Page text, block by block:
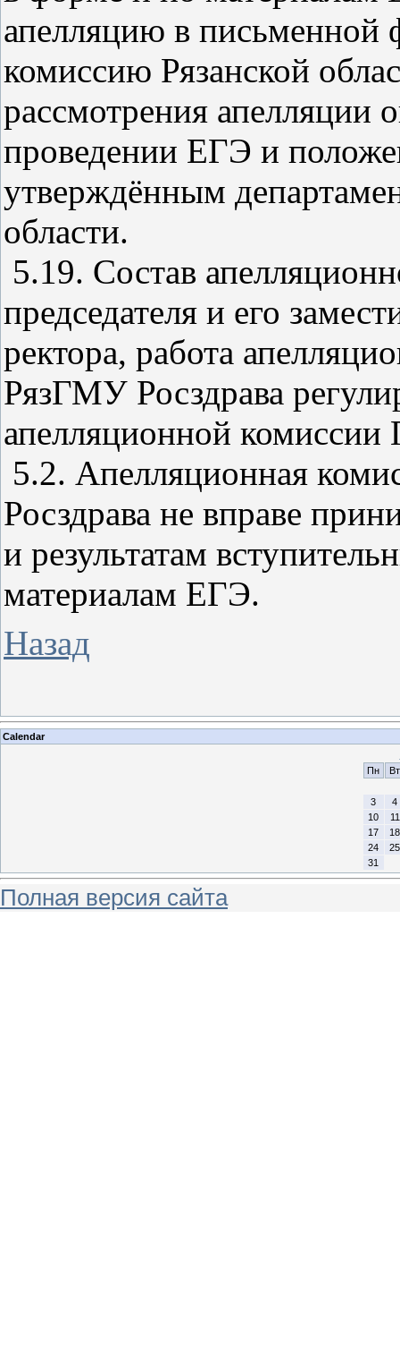
апелляцию в письменной
комиссию Рязанской
рассмотрения апелляции
проведении ЕГЭ и
утверждённым
области.
5.19. Состав
председателя и его
ректора, работа
РязГМУ Росздрава
апелляционной
5.2. Апелляционная
Росздрава не вправе
и результатам
материалам ЕГЭ.
Назад
Calendar
Пн
Вт
3
4
10
11
17
18
24
25
31
Полная версия сайта